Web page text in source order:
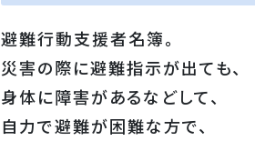
避難行動支援者名簿。
災害の際に避難指示が出ても、
身体に障害があるなどして、
自力で避難が困難な方で、